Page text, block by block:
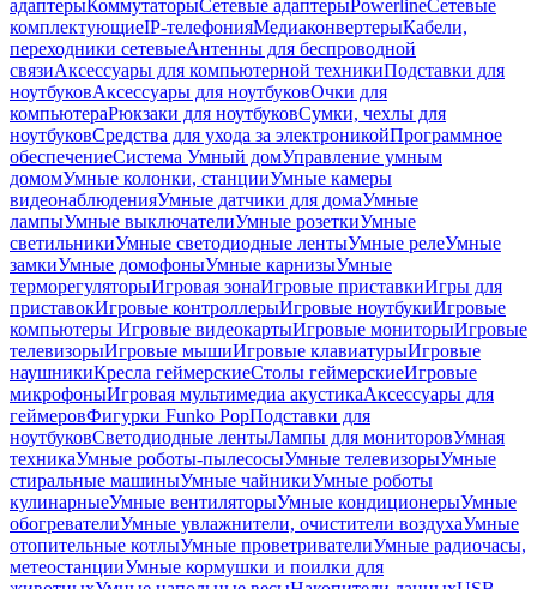
адаптерыКоммутаторыСетевые адаптерыPowerlineСетевые
комплектующиеIP-телефонияМедиаконвертерыКабели,
переходники сетевыеАнтенны для беспроводной
связиАксессуары для компьютерной техникиПодставки для
ноутбуковАксессуары для ноутбуковОчки для
компьютераРюкзаки для ноутбуковСумки, чехлы для
ноутбуковСредства для ухода за электроникойПрограммное
обеспечениеСистема Умный домУправление умным
домомУмные колонки, станцииУмные камеры
видеонаблюденияУмные датчики для домаУмные
лампыУмные выключателиУмные розеткиУмные
светильникиУмные светодиодные лентыУмные релеУмные
замкиУмные домофоныУмные карнизыУмные
терморегуляторыИгровая зонаИгровые приставкиИгры для
приставокИгровые контроллерыИгровые ноутбукиИгровые
компьютеры Игровые видеокартыИгровые мониторыИгровые
телевизорыИгровые мышиИгровые клавиатурыИгровые
наушникиКресла геймерскиеСтолы геймерскиеИгровые
микрофоныИгровая мультимедиа акустикаАксессуары для
геймеровФигурки Funko PopПодставки для
ноутбуковСветодиодные лентыЛампы для мониторовУмная
техникаУмные роботы-пылесосыУмные телевизорыУмные
стиральные машиныУмные чайникиУмные роботы
кулинарныеУмные вентиляторыУмные кондиционерыУмные
обогревателиУмные увлажнители, очистители воздухаУмные
отопительные котлыУмные проветривателиУмные радиочасы,
метеостанцииУмные кормушки и поилки для